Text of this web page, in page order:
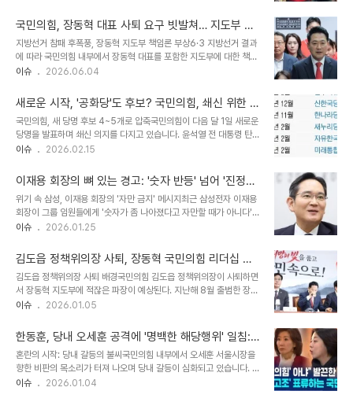
를 당하며 조 3위로 추락했습니다. 결국 32강 진출에 실패하며 최종
34위로 대회를 마무리하게 되었습니다. 박항서 부회장의 대국민 사과
와 향후 계획박항서 대한축구협회 부회장은 국민들의 기대에 못 미치
는 결과에 대해 깊은 사과의 말씀을 드렸습니다. 선수, 코칭 스태프, 지
원 스태프 모두 최선을 다했지만 국민들의 성원에 보답하는 성과를 내
뼈를 깎는 반성과 성찰로 미래를 준비해야..
국민의힘, 장동혁 대표 사퇴 요구 빗발쳐… 지도부 거
취 주목
지방선거 참패 후폭풍, 장동혁 지도부 책임론 부상6·3 지방선거 결과
에 따라 국민의힘 내부에서 장동혁 대표를 포함한 지도부에 대한 책임
론이 거세게 일고 있습니다. 특히 장 대표에 대한 공개적인 사퇴 요구
고 있음을 보여줍니다. 친한계 의원들, 공개적으로 사퇴 촉구 및 쇄신
요구안상훈, 박정훈, 김소희 의원 등 친한계 의원들은 페이스북과 기자
회견을 통해 장동혁 지도부의 거취를 조속히 결정할 것을 촉구했습니
다. 이들은 당이 사랑받는 정당으로 거듭나기 위해 지방선거 결과를 변
곡점으로 삼아야 한다고 강조했습니다. 당내 소셜미디어에서도 쇄신
길 찾겠다' 입장 표명장동..
이슈 2026.06.04
새로운 시작, '공화당'도 후보? 국민의힘, 쇄신 위한 당
명 교체 임박
국민의힘, 새 당명 후보 4~5개로 압축국민의힘이 다음 달 1일 새로운
당명을 발표하며 쇄신 의지를 다지고 있습니다. 윤석열 전 대통령 탄핵
이후 어려운 시기를 겪고 있는 국민의힘은 간판을 바꿔 달고 6월 지방
4~5개의 당명 후보를 압축했으며, 이 중에는 '공화당'이 포함된 이름
도 유력 후보로 거론되고 있습니다. 이는 대국민 공모전에서 수렴된
'공화', '자유', '국민' 등의 단어를 어떻게 반영할지에 대한 고심의 결과
입니다. 청년위원들의 포부: 미래를 설계하는 정당TF에 소속된 33명
의 청년위원들은 2030 세대가 보수 정당의 정체성을 설계하고 미래
습니다. 이효원 ..
이슈 2026.02.15
이재용 회장의 뼈 있는 경고: '숫자 반등' 넘어 '진정한
쇄신'으로
위기 속 삼성, 이재용 회장의 '자만 금지' 메시지최근 삼성전자 이재용
회장이 그룹 임원들에게 '숫자가 좀 나아졌다고 자만할 때가 아니다'라
는 강력한 메시지를 전달했습니다. 이는 마치 거센 파도를 헤치고 나아
에 안주하지 말고 끊임없이 변화하고 혁신해야 함을 강조하는 경고입
니다. 이 회장은 '경쟁력을 회복할 수 있는 마지막 기회'라고까지 언급
하며, 임원들에게 현재 상황의 엄중함을 인지시키고 근본적인 쇄신을
주문했습니다. 이는 단순히 숫자상의 성장을 넘어, 삼성의 미래 경쟁력
을 좌우할 중대한 전환점임을 시사합니다. 이건희 선대 회장의 '샌드위
이건희 선대 회장의 경영..
이슈 2026.01.25
김도읍 정책위의장 사퇴, 장동혁 국민의힘 리더십 흔
들리나
김도읍 정책위의장 사퇴 배경국민의힘 김도읍 정책위의장이 사퇴하면
서 장동혁 지도부에 적잖은 파장이 예상된다. 지난해 8월 출범한 장동
혁 지도부에서 중도 사퇴는 김 의원이 처음이다. 김 의원은 중도 지향
줄 수 있다는 분석이 지배적이다. 김도읍 의원의 사퇴 이유김 의원은
사퇴 입장문에서 '장 대표가 당의 변화·쇄신책을 준비하고 있는 것으로
안다'며 '저의 소임은 여기까지라고 판단했다'고 밝혔다. 그는 그동안
장 대표에게 계엄 사과, 윤석열 전 대통령과의 단절, 보수 대통합, 중도
·외연 확장을 요구해왔다. 하지만 장 대표는 중도·외연 확장 요구에 부
이슈 2026.01.05
한동훈, 당내 오세훈 공격에 '명백한 해당행위' 일침:
분열의 그림자, 쇄신 촉구에 대한 반발
혼란의 시작: 당내 갈등의 불씨국민의힘 내부에서 오세훈 서울시장을
향한 비판의 목소리가 터져 나오며 당내 갈등이 심화되고 있습니다. 한
동훈 전 대표는 이러한 상황에 대해 '명백한 해당 행위'라며 강하게 비
이슈 2026.01.04